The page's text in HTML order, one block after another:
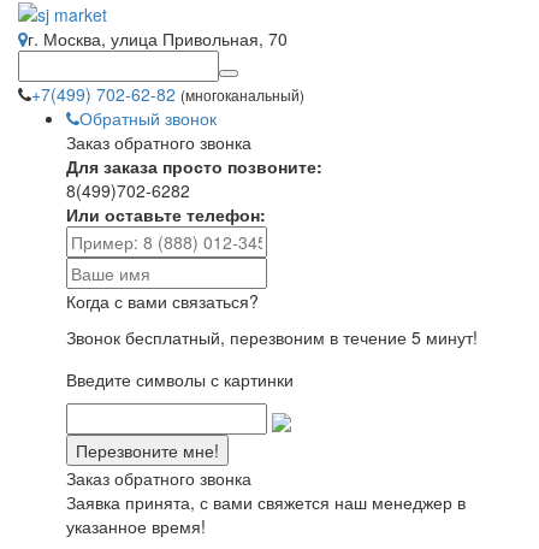
г. Москва, улица Привольная, 70
+7(499) 702-62-82 (многоканальный)
Обратный звонок
Заказ обратного звонка
Для заказа просто позвоните:
8(499)702-6282
Или оставьте телефон:
Когда с вами связаться?
Звонок бесплатный, перезвоним в течение 5 минут!
Введите символы с картинки
Заказ обратного звонка
Заявка принята, с вами свяжется наш менеджер в
указанное время!